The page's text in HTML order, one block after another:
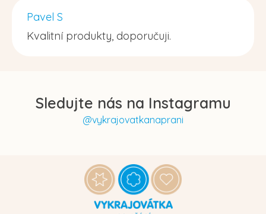
Pavel S
Kvalitní produkty, doporučuji.
Sledujte nás na Instagramu
@vykrajovatkanaprani